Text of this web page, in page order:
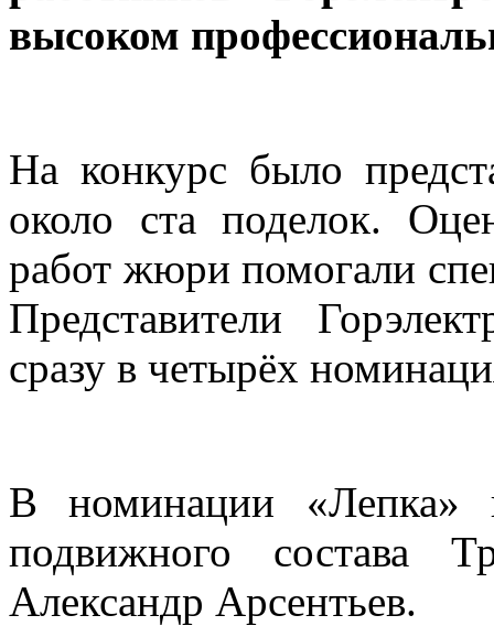
высоком
На конкурс было
около ста поделок.
работ жюри помогали
Представители
сразу в четырёх
В номинации «Лепка»
подвижного состава
Александр Арсентьев.